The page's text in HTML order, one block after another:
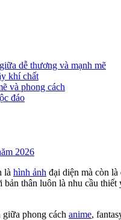
dễ thương và mạnh mẽ
khí chất
và phong cách
đáo
2026
là hình ảnh đại diện mà còn
bản thân luôn là nhu cầu thiết
giữa phong cách anime,